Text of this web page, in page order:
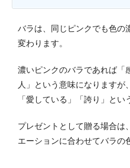
バラは、同じピンクでも色の
変わります。
濃いピンクのバラであれば「
人」という意味になりますが
「愛している」「誇り」とい
プレゼントとして贈る場合は
エーションに合わせてバラの